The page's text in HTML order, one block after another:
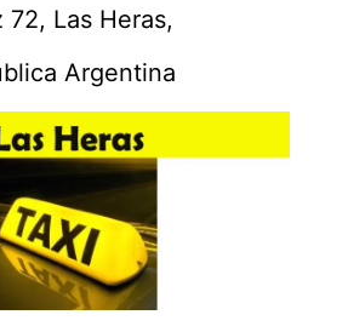
Las Heras,
Argentina